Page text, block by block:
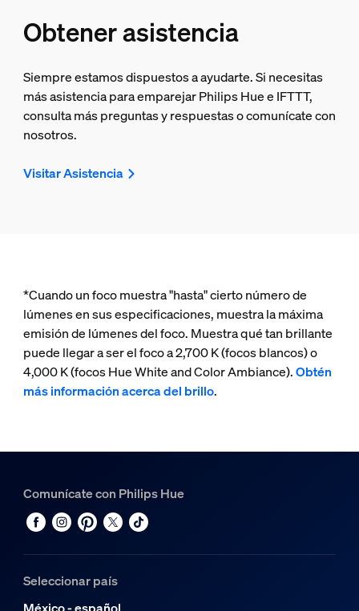
Obtener asistencia
Siempre estamos dispuestos a ayudarte. Si necesitas
más asistencia para emparejar Philips Hue e IFTTT,
consulta más preguntas y respuestas o comunícate con
nosotros.
Visitar Asistencia
*Cuando un foco muestra "hasta" cierto número de
lúmenes en sus especificaciones, muestra la máxima
emisión de lúmenes del foco. Muestra qué tan brillante
puede llegar a ser el foco a 2,700 K (focos blancos) o
4,000 K (focos Hue White and Color Ambiance).Obtén
más información acerca del brillo.
Comunícate con Philips Hue
Seleccionar país